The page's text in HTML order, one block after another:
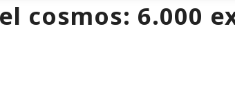
cosmos: 6.000